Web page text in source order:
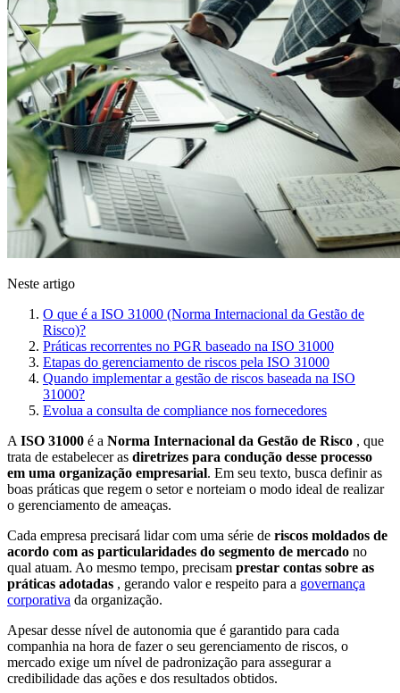
Neste artigo
O que é a ISO 31000 (Norma Internacional da Gestão de
Risco)?
Práticas recorrentes no PGR baseado na ISO 31000
Etapas do gerenciamento de riscos pela ISO 31000
Quando implementar a gestão de riscos baseada na ISO
31000?
Evolua a consulta de compliance nos fornecedores
AISO 31000 é a Norma Internacional da Gestão de Risco , que
trata de estabelecer as diretrizes para condução desse processo
em uma organização empresarial. Em seu texto, busca definir as
boas práticas que regem o setor e norteiam o modo ideal de realizar
o gerenciamento de ameaças.
Cada empresa precisará lidar com uma série de riscos moldados de
acordo com as particularidades do segmento de mercado no
qual atuam. Ao mesmo tempo, precisam prestar contas sobre as
práticas adotadas , gerando valor e respeito para a governança
corporativa da organização.
Apesar desse nível de autonomia que é garantido para cada
companhia na hora de fazer o seu gerenciamento de riscos, o
mercado exige um nível de padronização para assegurar a
credibilidade das ações e dos resultados obtidos.